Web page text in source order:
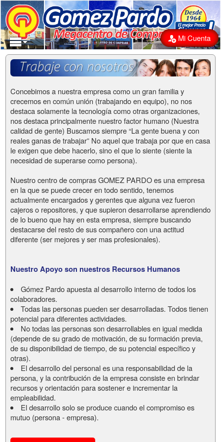
Mi Cuenta
Concebimos a nuestra empresa como un gran familia y
crecemos en común unión (trabajando en equipo), no nos
destaca solamente la tecnología como otras organizaciones,
nos destaca principalmente nuestro factor humano (Nuestra
calidad de gente) Buscamos siempre “La gente buena y con
reales ganas de trabajar” No aquel que trabaja por que en casa
le exigen que debe hacerlo, sino el que lo siente (siente la
necesidad de superarse como persona).
Nuestro centro de compras GOMEZ PARDO es una empresa
en la que se puede crecer en todo sentido, tenemos
actualmente encargados y gerentes que alguna vez fueron
cajeros o repositores, y que supieron desarrollarse aprendiendo
de lo bueno que hay en esta empresa, siempre buscando
destacarse del resto de sus compañero con una actitud
diferente (ser mejores y ser mas profesionales).
Nuestro Apoyo son nuestros Recursos Humanos
Gómez Pardo apuesta al desarrollo interno de todos los
colaboradores.
Todas las personas pueden ser desarrolladas. Todos tienen
potencial para diferentes actividades.
No todas las personas son desarrollables en igual medida
(depende de su grado de motivación, de su formación previa,
de su disponibilidad de tiempo, de su potencial específico y
otras).
El desarrollo del personal es una responsabilidad de la
persona, y la contribución de la empresa consiste en brindar
recursos y orientación para sostener e incrementar la
empleabilidad.
El desarrollo solo se produce cuando el compromiso es
mutuo (persona - empresa).